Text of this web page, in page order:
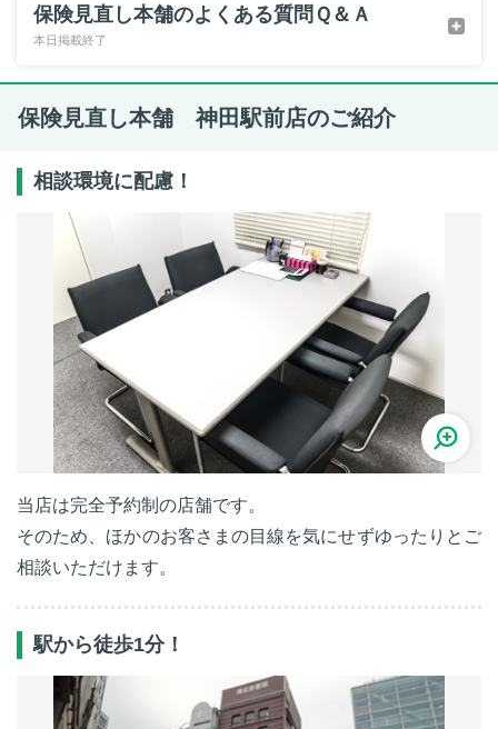
保険見直し本舗のよくある質問Ｑ＆Ａ
本日掲載終了
保険見直し本舗 神田駅前店のご紹介
相談環境に配慮！
当店は完全予約制の店舗です。
そのため、ほかのお客さまの目線を気にせずゆったりとご
相談いただけます。
駅から徒歩1分！